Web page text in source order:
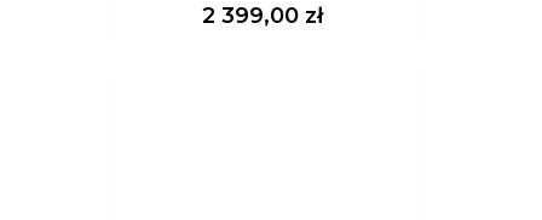
Cena
2 399,00 zł